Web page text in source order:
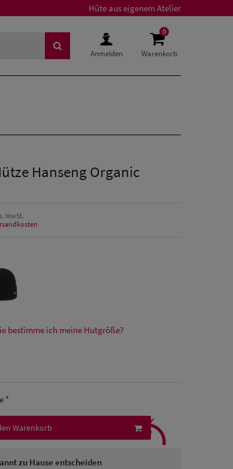
Hüte aus eigenem Atelier
Anmelden
0
Warenkorb
Hanseng Organic
MwSt.
bestimme ich meine Hutgröße?
*
Warenkorb
zu Hause entscheiden
⤹